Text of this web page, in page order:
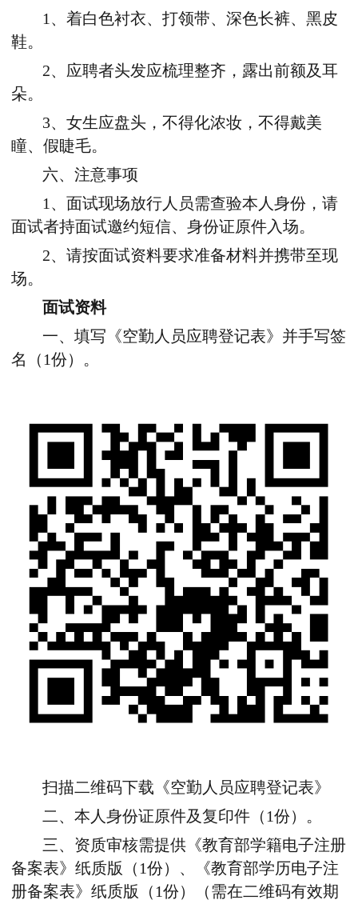
1、着白色衬衣、打领带、深色长裤、黑皮
鞋。
2、应聘者头发应梳理整齐，露出前额及耳
朵。
3、女生应盘头，不得化浓妆，不得戴美
瞳、假睫毛。
六、注意事项
1、面试现场放行人员需查验本人身份，请
面试者持面试邀约短信、身份证原件入场。
2、请按面试资料要求准备材料并携带至现
场。
面试资料
一、填写《空勤人员应聘登记表》并手写签
名（1份）。
扫描二维码下载《空勤人员应聘登记表》
二、本人身份证原件及复印件（1份）。
三、资质审核需提供《教育部学籍电子注册
备案表》纸质版（1份）、《教育部学历电子注
册备案表》纸质版（1份）（需在二维码有效期